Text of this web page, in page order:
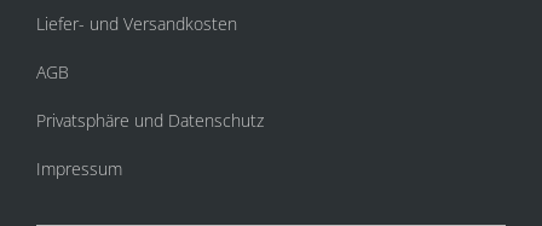
Liefer- und Versandkosten
AGB
Privatsphäre und Datenschutz
Impressum